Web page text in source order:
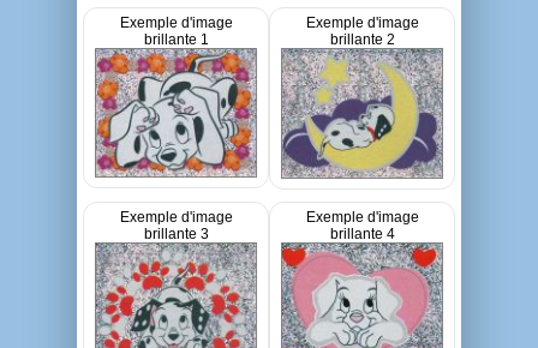
Exemple d'image
brillante 1
Exemple d'image
brillante 2
Exemple d'image
brillante 3
Exemple d'image
brillante 4